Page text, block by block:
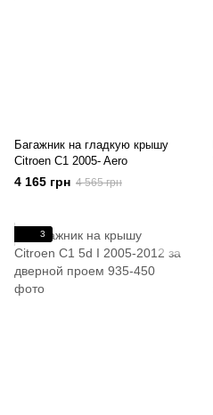
Багажник на гладкую крышу
Citroen C1 2005- Aero
4 165 грн 4 565 грн
3